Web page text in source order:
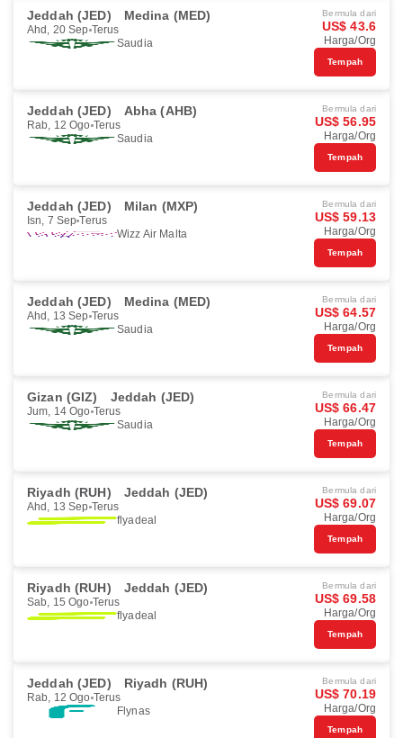
Jeddah (JED) Medina (MED)
Ahd, 20 Sep Terus
Saudia
Bermula dari
US$ 43.6
Harga/Org
Tempah
Jeddah (JED) Abha (AHB)
Rab, 12 Ogo Terus
Saudia
Bermula dari
US$ 56.95
Harga/Org
Tempah
Jeddah (JED) Milan (MXP)
Isn, 7 Sep Terus
Wizz Air Malta
Bermula dari
US$ 59.13
Harga/Org
Tempah
Jeddah (JED) Medina (MED)
Ahd, 13 Sep Terus
Saudia
Bermula dari
US$ 64.57
Harga/Org
Tempah
Gizan (GIZ) Jeddah (JED)
Jum, 14 Ogo Terus
Saudia
Bermula dari
US$ 66.47
Harga/Org
Tempah
Riyadh (RUH) Jeddah (JED)
Ahd, 13 Sep Terus
flyadeal
Bermula dari
US$ 69.07
Harga/Org
Tempah
Riyadh (RUH) Jeddah (JED)
Sab, 15 Ogo Terus
flyadeal
Bermula dari
US$ 69.58
Harga/Org
Tempah
Jeddah (JED) Riyadh (RUH)
Rab, 12 Ogo Terus
Flynas
Bermula dari
US$ 70.19
Harga/Org
Tempah